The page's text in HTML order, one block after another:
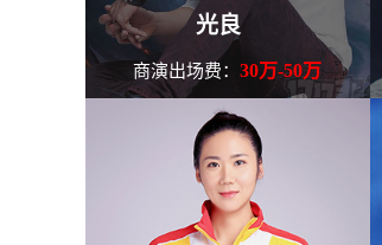
光良
商演出场费：30万-50万
光良，本名王光良，1970年8
月30日出生于马来西亚，华语流行
乐男歌手、词曲创作人、音乐制作
人、演员。 1995年，光良.........
看光良个人资料